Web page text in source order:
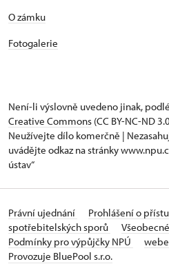
O zámku
Fotogalerie
Není-li výslovně uvedeno jinak,
Creative Commons (CC BY-NC-ND
Neužívejte dílo komerčně |
uvádějte odkaz na stránky
ústav“
Právní ujednání Prohlášení o
spotřebitelských sporů
Podmínky pro výpůjčky NPÚ
Provozuje BluePool s.r.o.